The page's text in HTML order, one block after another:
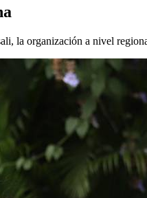
la organización a nivel